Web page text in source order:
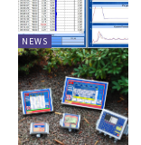
NEWS